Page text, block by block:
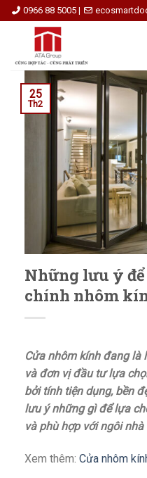
Skip
to
0966 88 5005 |
Những lưu ý
chính nhôm
25
Th2
Cửa nhôm kính đang là
và đơn vị đầu tư lựa
bởi tính tiện dụng, bền
lưu ý những gì để lựa
và phù hợp với ngôi nhà
Xem thêm: Cửa nhôm